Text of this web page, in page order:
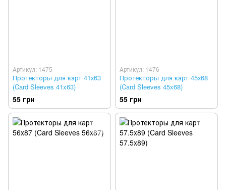
Артикул: 1475
Протекторы для карт 41х63
(Card Sleeves 41x63)
55 грн
Артикул: 1476
Протекторы для карт 45х68
(Card Sleeves 45x68)
55 грн